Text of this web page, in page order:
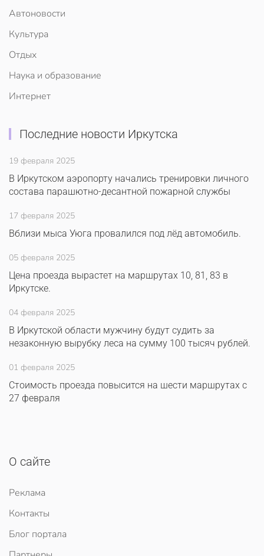
Автоновости
Культура
Отдых
Наука и образование
Интернет
Последние новости Иркутска
19 февраля 2025
В Иркутском аэропорту начались тренировки личного
состава парашютно-десантной пожарной службы
17 февраля 2025
Вблизи мыса Уюга провалился под лёд автомобиль.
05 февраля 2025
Цена проезда вырастет на маршрутах 10, 81, 83 в
Иркутске.
04 февраля 2025
В Иркутской области мужчину будут судить за
незаконную вырубку леса на сумму 100 тысяч рублей.
01 февраля 2025
Стоимость проезда повысится на шести маршрутах с
27 февраля
О сайте
Реклама
Контакты
Блог портала